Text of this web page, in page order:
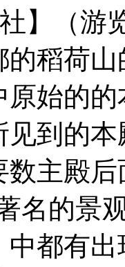
】（游
稻荷
始的
到的
主殿
名的景
中都有